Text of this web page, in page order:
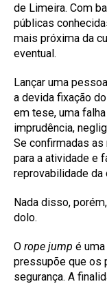
de Limeira. Com
públicas
mais próxima da
eventual.
Lançar uma
a devida fixação
em tese, uma
imprudência,
Se confirmadas
para a atividade e
reprovabilidade da
Nada disso,
dolo.
O rope jump é
pressupõe que os
segurança. A